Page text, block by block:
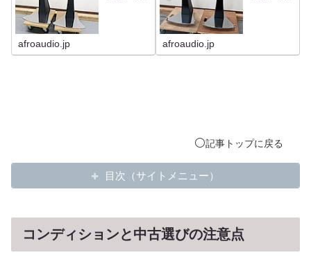
afroaudio.jp afroaudio.jp
⚪️記事トップに戻る
目次（サイトメニュー）
コンディションと中古選びの注意点